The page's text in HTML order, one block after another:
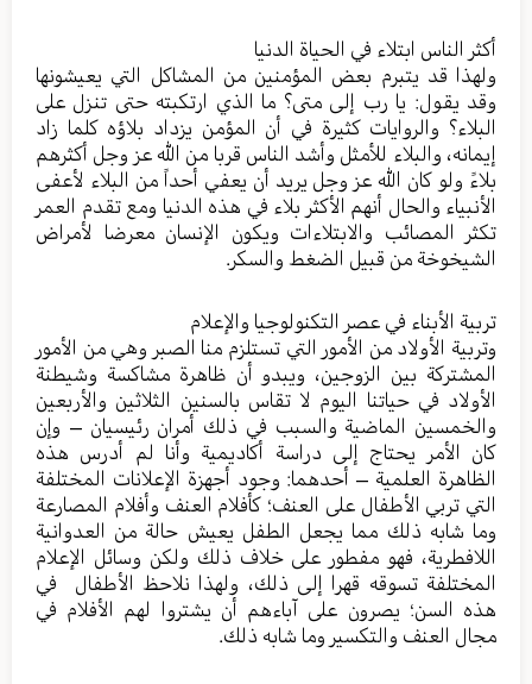
أكثر الناس ابتلاء في الحياة الدنيا
ولهذا قد يتبرم بعض المؤمنين من المشاكل التي يعيشونها
وقد يقول: يا رب إلى متى؟ ما الذي ارتكبته حتى تنزل على
البلاء؟ والروايات كثيرة في أن المؤمن يزداد بلاؤه كلما زاد
إيمانه، والبلاء للأمثل وأشد الناس قربا من الله عز وجل أكثرهم
بلاءً ولو كان الله عز وجل يريد أن يعفي أحداً من البلاء لأعفى
الأنبياء والحال أنهم الأكثر بلاء في هذه الدنيا ومع تقدم العمر
تكثر المصائب والابتلاءات ويكون الإنسان معرضا لأمراض
الشيخوخة من قبيل الضغط والسكر.
تربية الأبناء في عصر التكنولوجيا والإعلام
وتربية الأولاد من الأمور التي تستلزم منا الصبر وهي من الأمور
المشتركة بين الزوجين، ويبدو أن ظاهرة مشاكسة وشيطنة
الأولاد في حياتنا اليوم لا تقاس بالسنين الثلاثين والأربعين
والخمسين الماضية والسبب في ذلك أمران رئيسيان – وإن
كان الأمر يحتاج إلى دراسة أكاديمية وأنا لم أدرس هذه
الظاهرة العلمية – أحدهما: وجود أجهزة الإعلانات المختلفة
التي تربي الأطفال على العنف؛ كأفلام العنف وأفلام المصارعة
وما شابه ذلك مما يجعل الطفل يعيش حالة من العدوانية
اللافطرية، فهو مفطور على خلاف ذلك ولكن وسائل الإعلام
المختلفة تسوقه قهرا إلى ذلك، ولهذا نلاحظ الأطفال في
هذه السن؛ يصرون على آباءهم أن يشتروا لهم الأفلام في
مجال العنف والتكسير وما شابه ذلك.